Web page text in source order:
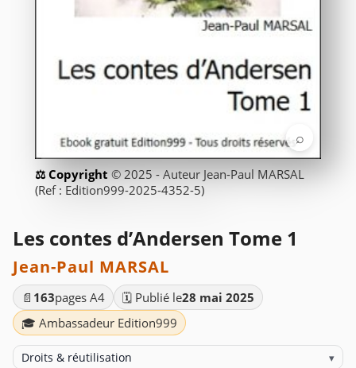
⌕
© 2025 - Auteur Jean-Paul MARSAL
(Ref : Edition999-2025-4352-5)
Les contes d’Andersen Tome 1
Jean-Paul MARSAL
📄 163pages A4 🗓️ Publié le28 mai 2025
🎓 Ambassadeur Edition999
Droits & réutilisation ▾